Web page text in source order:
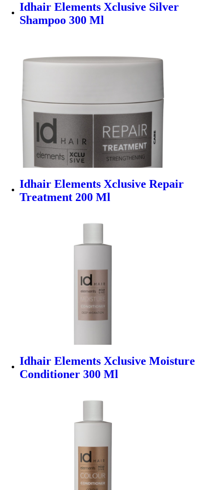
Idhair Elements Xclusive Silver
Shampoo 300 Ml
Idhair Elements Xclusive Repair
Treatment 200 Ml
Idhair Elements Xclusive Moisture
Conditioner 300 Ml